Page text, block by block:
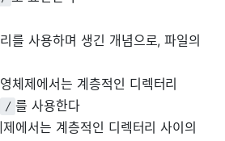
를 사용하며 생긴 개념으로, 파일의
체제에서는 계층적인 디렉터리
/ 를 사용한다
에서는 계층적인 디렉터리 사이의